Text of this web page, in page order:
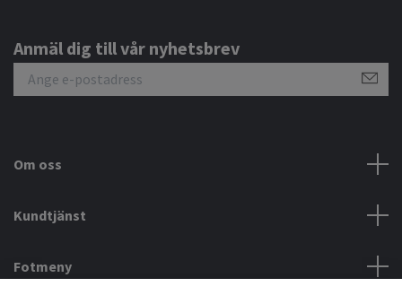
Anmäl dig till vår nyhetsbrev
Om oss
Kundtjänst
Fotmeny